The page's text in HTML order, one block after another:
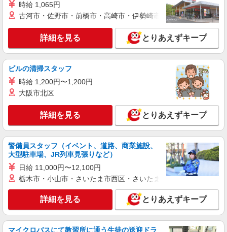
アルバイト パート
ピザハット 東戸塚店
未経験OK！ピザハットピザメイクスタッフ
（インストア）
時給1,230円以上 平日 時給1,230円以上 土日・
祝日 時給1,230円以上 高校生 時給1,230円以上
神奈川県横浜市戸塚区名瀬町764番地15
キープ 詳細を見る
パート
伝丸 踊場店
ラーメン店のホール・キッチン
時給1,563円＋交通費支給 ※研修中も給与の変
動なし
神奈川県横浜市戸塚区矢部町1672-8
キープ 詳細を見る
正社員
時給 1,065円
古河市・佐野市・前橋市・高崎市・伊勢崎市・太田市・館林市
詳細を見る とりあえずキープ
ビルの清掃スタッフ
時給 1,200円〜1,200円
大阪市北区
詳細を見る とりあえずキープ
警備員スタッフ（イベント、道路、商業施設、
大型駐車場、JR列車見張りなど）
日給 11,000円〜12,100円
栃木市・小山市・さいたま市西区・さいたま市岩槻区・久喜市・
詳細を見る とりあえずキープ
マイクロバスにて教習所に通う生徒の送迎ドラ